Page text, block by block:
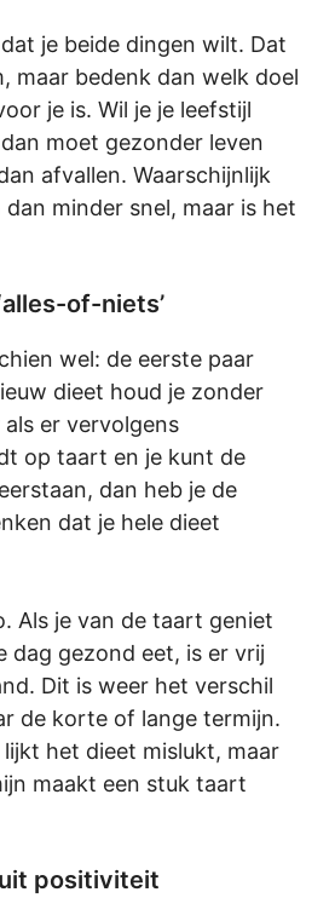
je beide dingen wilt. Dat
maar bedenk dan welk doel
je is. Wil je je leefstijl
moet gezonder leven
afvallen. Waarschijnlijk
minder snel, maar is het
of-niets’
wel: de eerste paar
dieet houd je zonder
er vervolgens
op taart en je kunt de
dan heb je de
dat je hele dieet
Als je van de taart geniet
dag gezond eet, is er vrij
Dit is weer het verschil
de korte of lange termijn.
het dieet mislukt, maar
maakt een stuk taart
positiviteit